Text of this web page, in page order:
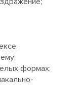
формах;